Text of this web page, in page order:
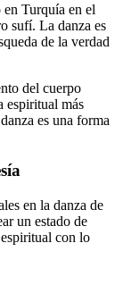
Turquía en el
sufí. La danza es
de la verdad
del cuerpo
espiritual más
es una forma
en la danza de
un estado de
con lo